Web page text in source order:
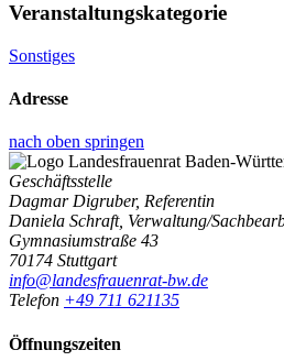
Veranstaltungskategorie
Sonstiges
Adresse
nach oben springen
Geschäftsstelle
Dagmar Digruber, Referentin
Daniela Schraft, Verwaltung/
Gymnasiumstraße 43
70174 Stuttgart
info@landesfrauenrat-bw.de
Telefon +49 711 621135
Öffnungszeiten